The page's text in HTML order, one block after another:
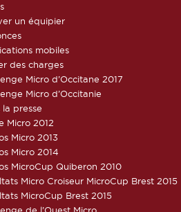
un équipier
mobiles
des charges
Micro d’Occitane 2017
Micro d’Occitanie
la presse
Micro 2012
Micro 2013
Micro 2014
MicroCup Quiberon 2010
Micro Croiseur MicroCup Brest 2015
MicroCup Brest 2015
de l’Ouest Micro